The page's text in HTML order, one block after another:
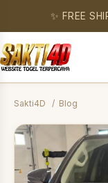
✨ FREE
Sakti4D Blog